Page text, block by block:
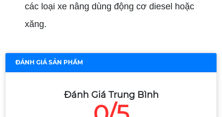
các loại xe nâng dùng động cơ diesel hoặc
xăng.
ĐÁNH GIÁ SẢN PHẨM
Đánh Giá Trung Bình